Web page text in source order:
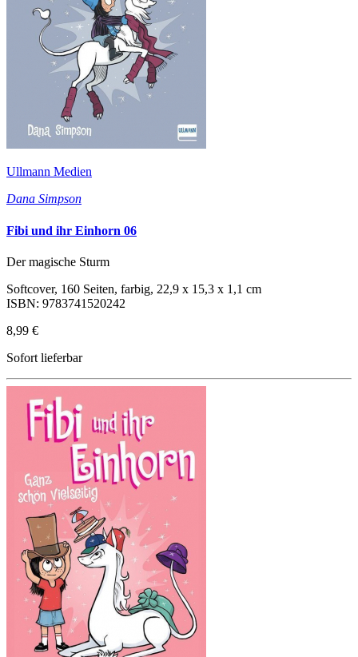
Ullmann Medien
Dana Simpson
Fibi und ihr Einhorn 06
Der magische Sturm
Softcover, 160 Seiten, farbig, 22,9 x 15,3 x 1,1 cm
ISBN: 9783741520242
8,99 €
Sofort lieferbar